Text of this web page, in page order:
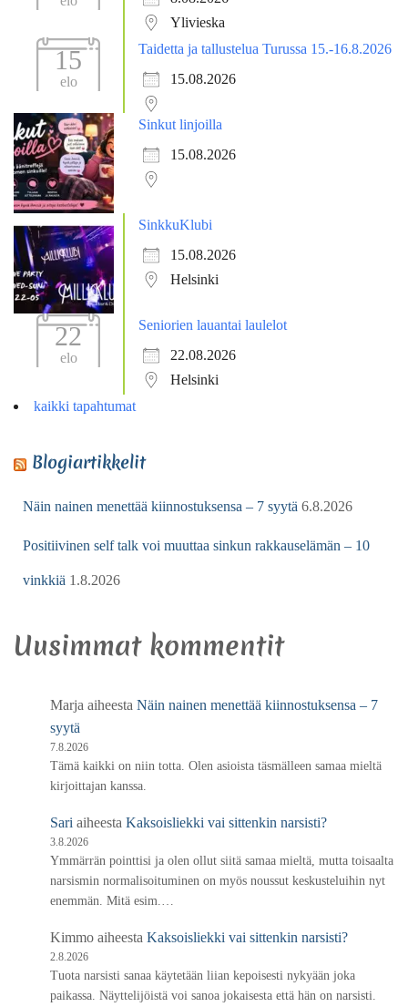
Ylivieska
15
elo
Taidetta ja tallustelua Turussa 15.-16.8.2026
15.08.2026
Sinkut linjoilla
15.08.2026
SinkkuKlubi
15.08.2026
Helsinki
22
elo
Seniorien lauantai laulelot
22.08.2026
Helsinki
kaikki tapahtumat
Blogiartikkelit
Näin nainen menettää kiinnostuksensa – 7 syytä 6.8.2026
Positiivinen self talk voi muuttaa sinkun rakkauselämän – 10
vinkkiä 1.8.2026
Uusimmat kommentit
Marja aiheesta Näin nainen menettää kiinnostuksensa – 7
syytä
7.8.2026
Tämä kaikki on niin totta. Olen asioista täsmälleen samaa mieltä
kirjoittajan kanssa.
Sari aiheesta Kaksoisliekki vai sittenkin narsisti?
3.8.2026
Ymmärrän pointtisi ja olen ollut siitä samaa mieltä, mutta toisaalta
narsismin normalisoituminen on myös noussut keskusteluihin nyt
enemmän. Mitä esim.…
Kimmo aiheesta Kaksoisliekki vai sittenkin narsisti?
2.8.2026
Tuota narsisti sanaa käytetään liian kepoisesti nykyään joka
paikassa. Näyttelijöistä voi sanoa jokaisesta että hän on narsisti.